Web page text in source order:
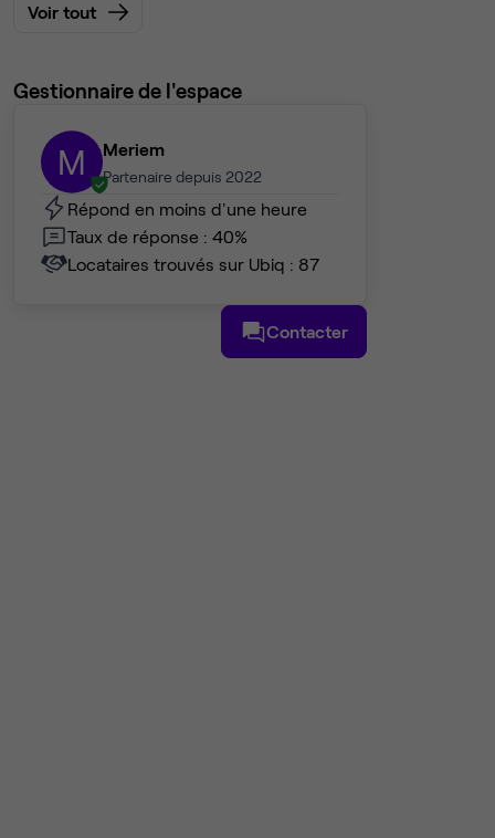
Voir tout
Gestionnaire de l'espace
M Meriem
Partenaire depuis 2022
Répond en moins d'une heure
Taux de réponse : 40%
Locataires trouvés sur Ubiq : 87
Contacter